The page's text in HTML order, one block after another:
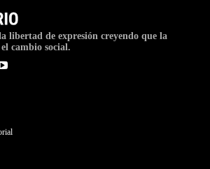
libertad de expresión creyendo que la
cambio social.